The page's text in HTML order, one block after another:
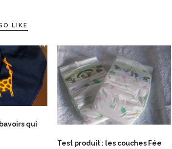
LIKE
qui
Test produit : les couches Fée